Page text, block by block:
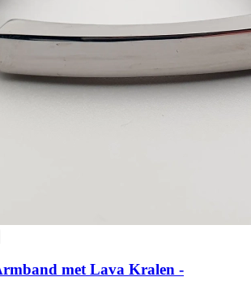
met Lava Kralen -